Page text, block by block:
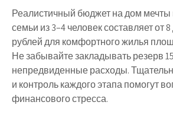
Реалистичный бюджет на дом мечты
семьи из 3–4 человек составляет от8
рублейдля комфортного жилья
Не забывайте закладывать резерв
непредвиденные расходы.
и контроль каждого этапа помогут
финансового стресса.